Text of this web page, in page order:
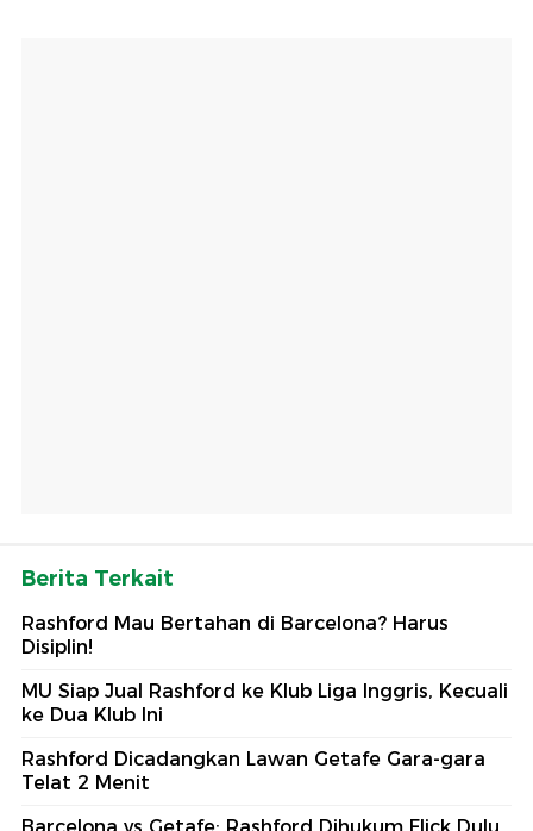
Berita Terkait
Rashford Mau Bertahan di Barcelona? Harus
Disiplin!
MU Siap Jual Rashford ke Klub Liga Inggris, Kecuali
ke Dua Klub Ini
Rashford Dicadangkan Lawan Getafe Gara-gara
Telat 2 Menit